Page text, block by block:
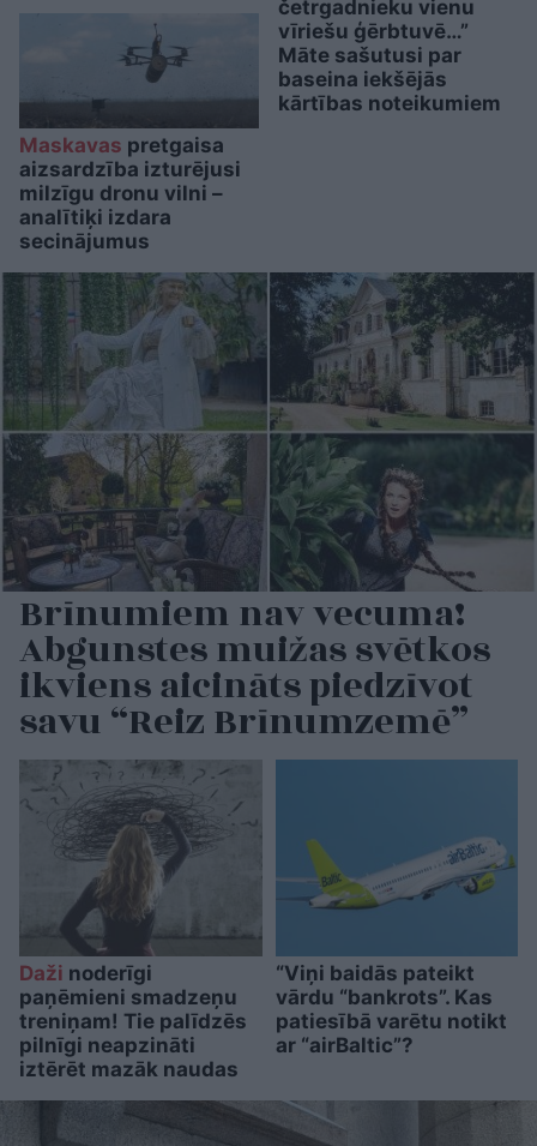
Maskavas pretgaisa
aizsardzība izturējusi
milzīgu dronu vilni –
analītiķi izdara
secinājumus
četrgadnieku vienu
vīriešu ģērbtuvē…”
Māte sašutusi par
baseina iekšējās
kārtības noteikumiem
Brīnumiem nav vecuma!
Abgunstes muižas svētkos
ikviens aicināts piedzīvot
savu “Reiz Brīnumzemē”
Daži noderīgi
paņēmieni smadzeņu
treniņam! Tie palīdzēs
pilnīgi neapzināti
iztērēt mazāk naudas
“Viņi baidās pateikt
vārdu “bankrots”. Kas
patiesībā varētu notikt
ar “airBaltic”?